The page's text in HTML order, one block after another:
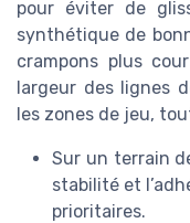
pour éviter de
synthétique de
crampons plus
largeur des lignes
les zones de jeu,
Sur un terrain
stabilité et
prioritaires.